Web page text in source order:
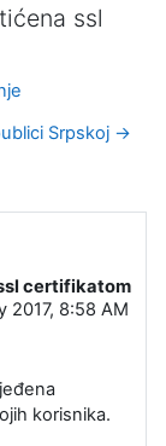
ssl
Srpskoj →
certifikatom
2017, 8:58 AM
korisnika.